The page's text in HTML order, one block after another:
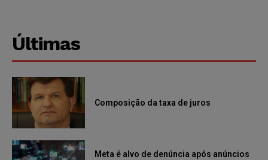
Últimas
Composição da taxa de juros
Meta é alvo de denúncia após anúncios